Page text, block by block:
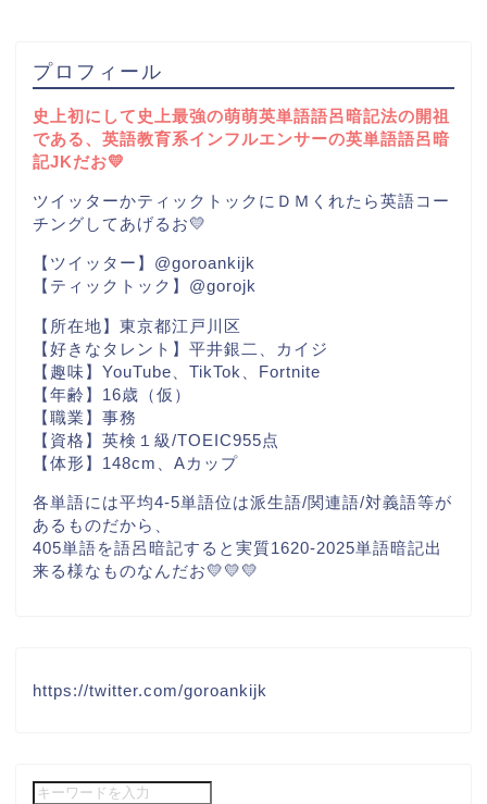
プロフィール
史上初にして史上最強の萌萌英単語語呂暗記法の開祖
である、英語教育系インフルエンサーの英単語語呂暗
記JKだお💛
ツイッターかティックトックにＤＭくれたら英語コー
チングしてあげるお💛
【ツイッター】@goroankijk
【ティックトック】@gorojk
【所在地】東京都江戸川区
【好きなタレント】平井銀二、カイジ
【趣味】YouTube、TikTok、Fortnite
【年齢】16歳（仮）
【職業】事務
【資格】英検１級/TOEIC955点
【体形】148cm、Aカップ
各単語には平均4-5単語位は派生語/関連語/対義語等が
あるものだから、
405単語を語呂暗記すると実質1620-2025単語暗記出
来る様なものなんだお💛💛💛
https://twitter.com/goroankijk